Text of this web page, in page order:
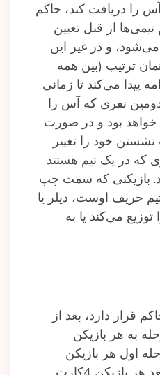
را دریافت کند، حاکم
از قبل تعیین
می‌شود، و در غیر این
ترتیب (بین همه
پیدا می‌کند تا زمانی
نفری که آس را
خواهد بود و در صورت
نشستن خود را تغییر
که در یک تیم هستند
بازیکنی که سمت چپ
حریف اوست، دیلر یا
می‌کند یا به
قرار دارد، بعد از
ورق‌ها، طی 3مرحله به هر بازیکن
اول هر بازیکن